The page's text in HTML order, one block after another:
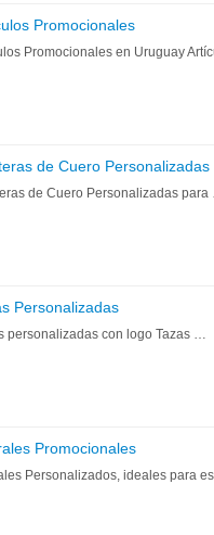
Promocionales
Promocionales en Uruguay
de Cuero Personalizadas
de Cuero Personalizadas
Personalizadas
personalizadas con logo Tazas …
Promocionales
Personalizados, ideales para